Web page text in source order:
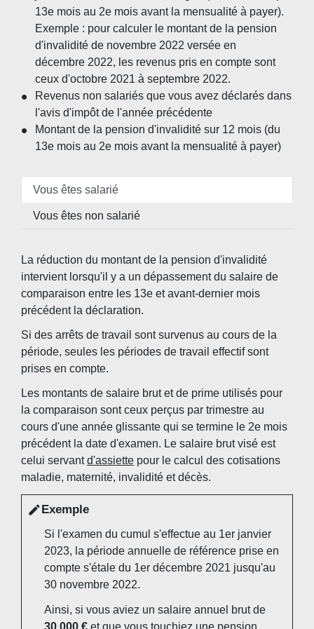
13e mois au 2e mois avant la mensualité à payer).
Exemple : pour calculer le montant de la pension
d'invalidité de novembre 2022 versée en
décembre 2022, les revenus pris en compte sont
ceux d'octobre 2021 à septembre 2022.
Revenus non salariés que vous avez déclarés dans
l'avis d'impôt de l'année précédente
Montant de la pension d'invalidité sur 12 mois (du
13e mois au 2e mois avant la mensualité à payer)
Vous êtes salarié
Vous êtes non salarié
La réduction du montant de la pension d'invalidité
intervient lorsqu'il y a un dépassement du salaire de
comparaison entre les 13e et avant-dernier mois
précédent la déclaration.
Si des arrêts de travail sont survenus au cours de la
période, seules les périodes de travail effectif sont
prises en compte.
Les montants de salaire brut et de prime utilisés pour
la comparaison sont ceux perçus par trimestre au
cours d'une année glissante qui se termine le 2e mois
précédent la date d'examen. Le salaire brut visé est
celui servantd'assiette pour le calcul des cotisations
maladie, maternité, invalidité et décès.
editExemple
Si l'examen du cumul s'effectue au 1er janvier
2023, la période annuelle de référence prise en
compte s'étale du 1er décembre 2021 jusqu'au
30 novembre 2022.
Ainsi, si vous aviez un salaire annuel brut de
30 000 € et que vous touchiez une pension